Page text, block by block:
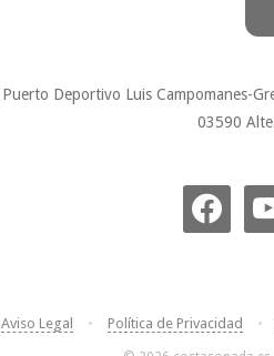
Puerto Deportivo Luis Campomanes-
03590
facebook
Aviso Legal • Política de Privacidad •